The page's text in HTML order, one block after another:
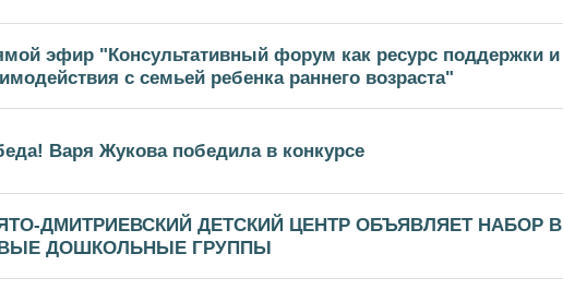
эфир "Консультативный форум как ресурс поддержки и
с семьей ребенка раннего возраста"
Варя Жукова победила в конкурсе
ДМИТРИЕВСКИЙ ДЕТСКИЙ ЦЕНТР ОБЪЯВЛЯЕТ НАБОР В
ДОШКОЛЬНЫЕ ГРУППЫ